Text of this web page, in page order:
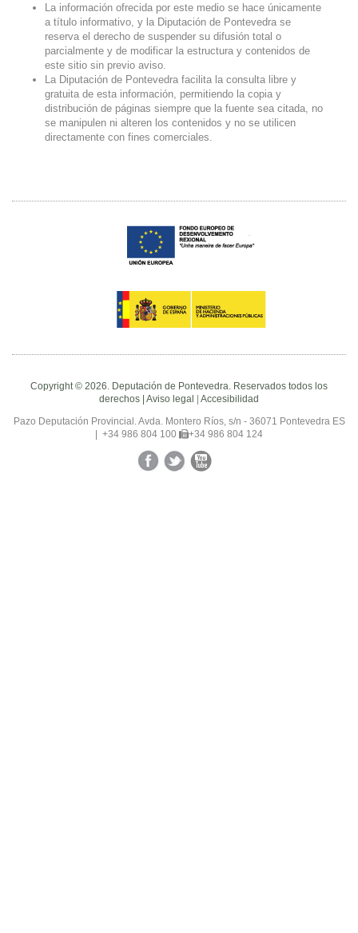
La información ofrecida por este medio se hace únicamente
a título informativo, y la Diputación de Pontevedra se
reserva el derecho de suspender su difusión total o
parcialmente y de modificar la estructura y contenidos de
este sitio sin previo aviso.
La Diputación de Pontevedra facilita la consulta libre y
gratuita de esta información, permitiendo la copia y
distribución de páginas siempre que la fuente sea citada, no
se manipulen ni alteren los contenidos y no se utilicen
directamente con fines comerciales.
Copyright © 2026. Deputación de Pontevedra. Reservados todos los
derechos | Aviso legal | Accesibilidad
Pazo Deputación Provincial. Avda. Montero Ríos, s/n - 36071 Pontevedra ES
| +34 986 804 100
+34 986 804 124
FacebookTwitterYouTube